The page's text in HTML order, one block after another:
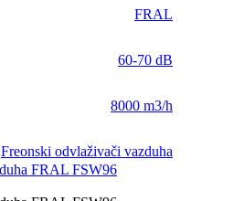
FRAL
60-70 dB
8000 m3/h
Freonski odvlaživači vazduha